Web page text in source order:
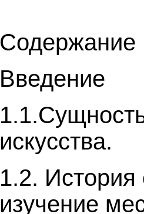
Содержание
Введение
искусства.
1.2. История
изучение